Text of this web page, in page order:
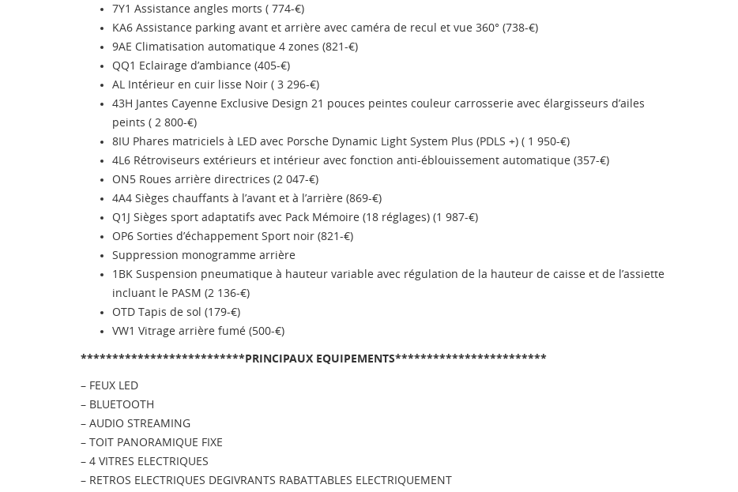
7Y1 Assistance angles morts ( 774-€)
KA6 Assistance parking avant et arrière avec caméra de recul et vue 360° (738-€)
9AE Climatisation automatique 4 zones (821-€)
QQ1 Eclairage d’ambiance (405-€)
AL Intérieur en cuir lisse Noir ( 3 296-€)
43H Jantes Cayenne Exclusive Design 21 pouces peintes couleur carrosserie avec élargisseurs d’ailes
peints ( 2 800-€)
8IU Phares matriciels à LED avec Porsche Dynamic Light System Plus (PDLS +) ( 1 950-€)
4L6 Rétroviseurs extérieurs et intérieur avec fonction anti-éblouissement automatique (357-€)
ON5 Roues arrière directrices (2 047-€)
4A4 Sièges chauffants à l’avant et à l’arrière (869-€)
Q1J Sièges sport adaptatifs avec Pack Mémoire (18 réglages) (1 987-€)
OP6 Sorties d’échappement Sport noir (821-€)
Suppression monogramme arrière
1BK Suspension pneumatique à hauteur variable avec régulation de la hauteur de caisse et de l’assiette
incluant le PASM (2 136-€)
OTD Tapis de sol (179-€)
VW1 Vitrage arrière fumé (500-€)
**************************PRINCIPAUX EQUIPEMENTS************************
– FEUX LED
– BLUETOOTH
– AUDIO STREAMING
– TOIT PANORAMIQUE FIXE
– 4 VITRES ELECTRIQUES
– RETROS ELECTRIQUES DEGIVRANTS RABATTABLES ELECTRIQUEMENT